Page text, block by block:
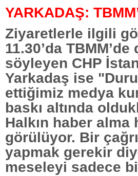
YARKADAŞ:
Ziyaretlerle ilgili
11.30’da
söyleyen CHP
Yarkadaş ise
ettiğimiz medya
baskı altında
Halkın haber alma
görülüyor. Bir
yapmak gerekir
meseleyi sadece